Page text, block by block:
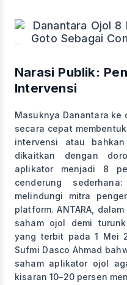
Narasi Publik:
Intervensi
Masuknya Danantara ke
secara cepat
intervensi atau
dikaitkan dengan
aplikator menjadi 8
cenderung
melindungi mitra
platform. ANTARA,
saham ojol demi
yang terbit pada 1 Mei
Sufmi Dasco Ahmad
saham aplikator ojol
kisaran 10–20 persen